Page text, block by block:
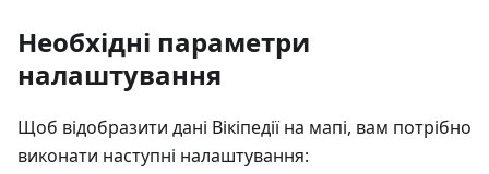
Необхідні параметри
налаштування
Щоб відобразити дані Вікіпедії на мапі, вам потрібно
виконати наступні налаштування: